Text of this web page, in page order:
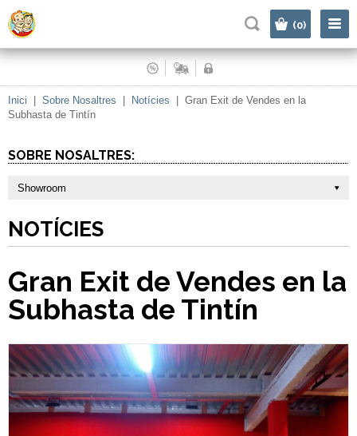
(0)
Inici Sobre Nosaltres Notícies
Gran Exit de Vendes en la
Subhasta de Tintín
SOBRE NOSALTRES:
Showroom
NOTÍCIES
Gran Exit de Vendes en la
Subhasta de Tintín